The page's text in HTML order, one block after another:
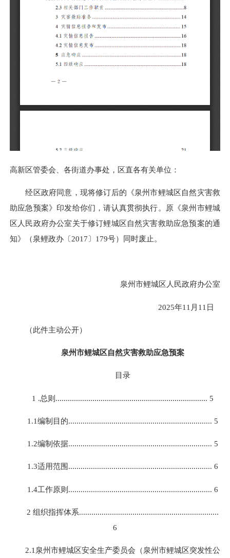
高新区管委会、各街道办事处，区直各有关单位：
经区政府同意，现将修订后的《泉州市鲤城区自然灾害救
助应急预案》印发给你们，请认真贯彻执行。原《泉州市鲤城
区人民政府办公室关于修订鲤城区自然灾害救助应急预案的通
知》（泉鲤政办〔2017〕179号）同时废止。
泉州市鲤城区人民政府办公室
2025年11月11日
（此件主动公开）
泉州市鲤城区自然灾害救助应急预案
目录
1 .总则.......................................................................... 5
1.1编制目的...................................................................... 5
1.2编制依据...................................................................... 5
1.3适用范围...................................................................... 6
1.4工作原则...................................................................... 6
2 组织指挥体系....................................................................
6
2.1泉州市鲤城区安全生产委员会（泉州市鲤城区突发性公